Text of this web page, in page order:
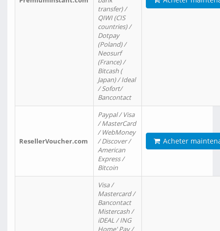
transfer) /
QIWI (CIS
countries) /
Dotpay
(Poland) /
Neosurf
(France) /
Bitcash (
Japan) / Ideal
/ Sofort/
Bancontact
ResellerVoucher.com
Paypal / Visa
/ MasterCard
/ WebMoney
/ Discover /
American
Express /
Bitcoin
Acheter
Visa /
Mastercard /
Bancontact
Mistercash /
iDEAL / ING
Home' Pay /